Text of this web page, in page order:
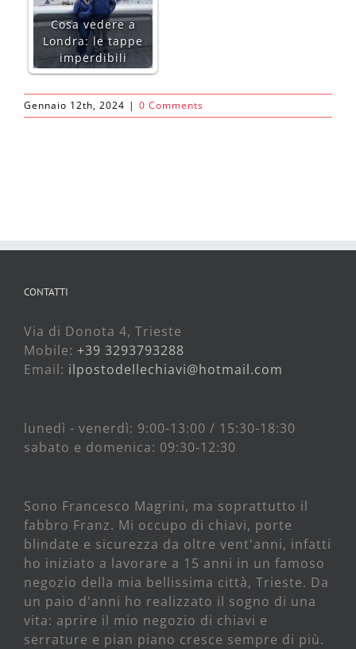
Cosa vedere a
Londra: le tappe
imperdibili
Gennaio 12th, 2024 | 0 Comments
CONTATTI
Via di Donota 4, Trieste
Mobile: +39 3293793288
Email: ilpostodellechiavi@hotmail.com
lunedì - venerdì: 9:00-13:00 / 15:30-18:30
sabato e domenica: 09:30-12:30
Sono Francesco Magrini, ma soprattutto il
fabbro Franz. Mi occupo di chiavi, porte
blindate e sicurezza da oltre vent'anni, infatti
ho iniziato a lavorare a 15 anni in un famoso
negozio della mia bellissima città, Trieste. Da
un paio d'anni ho realizzato il sogno di una
vita: aprire il mio negozio di chiavi e
serrature e pian piano cresce sempre di più.